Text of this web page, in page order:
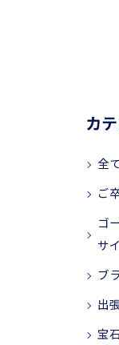
カ
全
ご
ゴ
サ
ブ
出
宝